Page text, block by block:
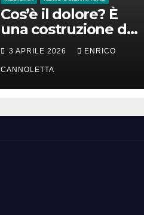
Cos’è il dolore? È
una costruzione del
cervello
3 APRILE 2026 ENRICO
CANNOLETTA